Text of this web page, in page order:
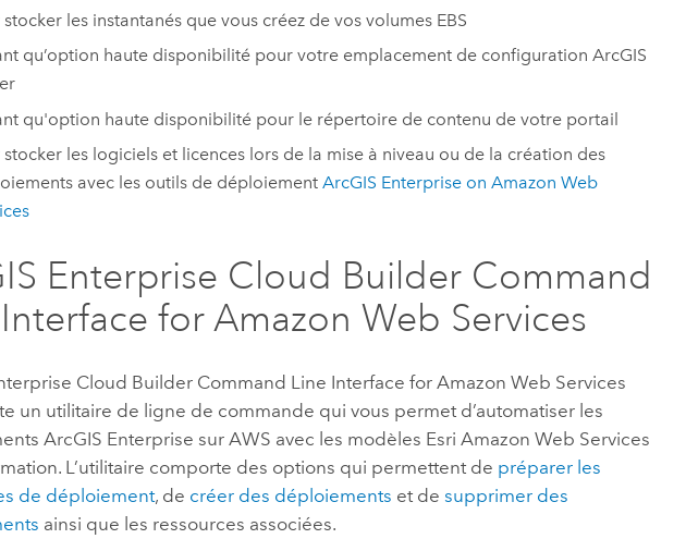
stocker les instantanés que vous créez de vos volumes EBS
qu’option haute disponibilité pour votre emplacement de configuration ArcGIS
qu'option haute disponibilité pour le répertoire de contenu de votre portail
stocker les logiciels et licences lors de la mise à niveau ou de la création des
avec les outils de déploiement ArcGIS Enterprise on Amazon Web
Enterprise Cloud Builder Command
for Amazon Web Services
Cloud Builder Command Line Interface for Amazon Web Services
un utilitaire de ligne de commande qui vous permet d’automatiser les
ArcGIS Enterprise surAWS avec les modèles Esri Amazon Web Services
. L’utilitaire comporte des options qui permettent de préparer les
de déploiement, de créer des déploiements et desupprimer des
ainsi que les ressources associées.